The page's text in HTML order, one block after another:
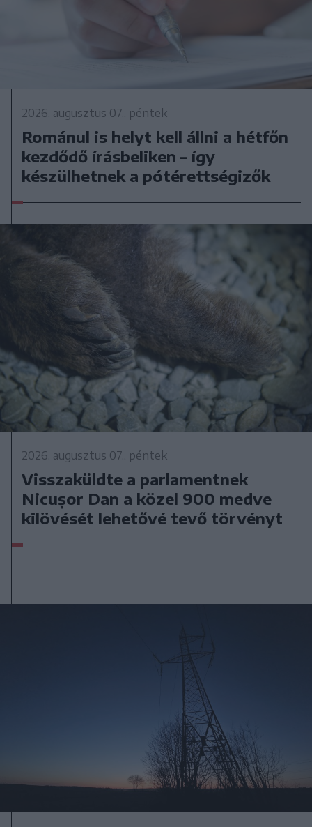
2026. augusztus 07., péntek
Románul is helyt kell állni a hétfőn
kezdődő írásbeliken – így
készülhetnek a pótérettségizők
2026. augusztus 07., péntek
Visszaküldte a parlamentnek
Nicușor Dan a közel 900 medve
kilövését lehetővé tevő törvényt